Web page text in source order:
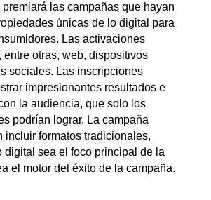
premiará las campañas que hayan
únicas de lo digital para
Las activaciones
entre otras, web, dispositivos
sociales. Las inscripciones
impresionantes resultados e
la audiencia, que solo los
podrían lograr. La campaña
incluir formatos tradicionales,
digital sea el foco principal de la
el motor del éxito de la campaña.